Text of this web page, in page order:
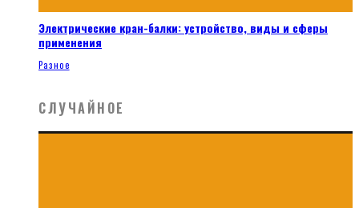
Электрические кран-балки: устройство, виды и сферы
применения
Разное
СЛУЧАЙНОЕ